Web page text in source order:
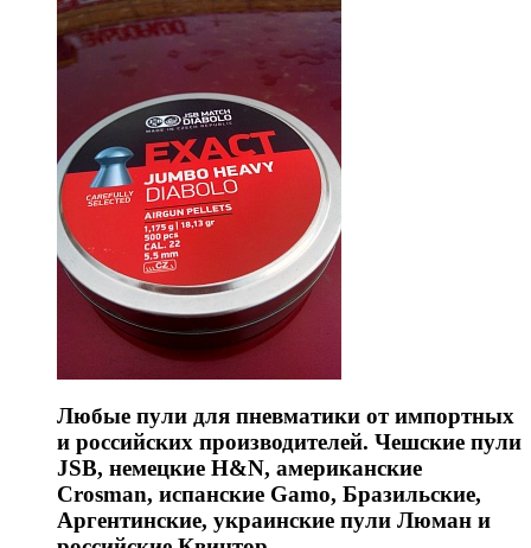
Любые пули для пневматики от импортных
и российских производителей. Чешские пули
JSB, немецкие H&N, американские
Crosman, испанские Gamo, Бразильские,
Аргентинские, украинские пули Люман и